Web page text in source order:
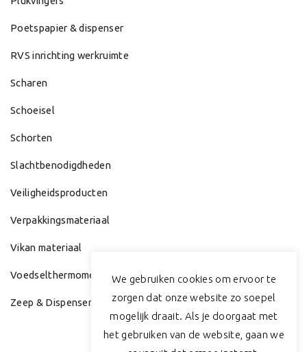
Poetspapier & dispenser
RVS inrichting werkruimte
Scharen
Schoeisel
Schorten
Slachtbenodigdheden
Veiligheidsproducten
Verpakkingsmateriaal
Vikan materiaal
Voedselthermometers/Weegschalen
Zeep & Dispenser
We gebruiken cookies om ervoor te
zorgen dat onze website zo soepel
mogelijk draait. Als je doorgaat met
het gebruiken van de website, gaan we